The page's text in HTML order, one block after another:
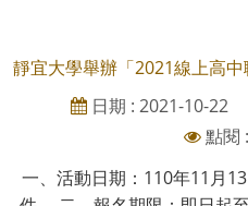
靜宜大學舉辦「2021線上高中
日期 : 2021-10-22
點閱
一、活動日期：110年11月